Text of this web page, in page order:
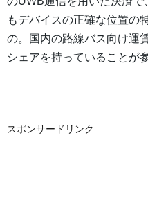
もデバイスの正確な位置の
の。国内の路線バス向け運
シェアを持っていることが
スポンサードリンク